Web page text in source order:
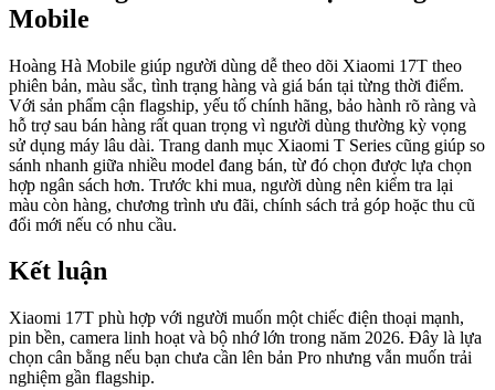
Mobile
Hoàng Hà Mobile giúp người dùng dễ theo dõi Xiaomi 17T theo
phiên bản, màu sắc, tình trạng hàng và giá bán tại từng thời điểm.
Với sản phẩm cận flagship, yếu tố chính hãng, bảo hành rõ ràng và
hỗ trợ sau bán hàng rất quan trọng vì người dùng thường kỳ vọng
sử dụng máy lâu dài. Trang danh mục Xiaomi T Series cũng giúp so
sánh nhanh giữa nhiều model đang bán, từ đó chọn được lựa chọn
hợp ngân sách hơn. Trước khi mua, người dùng nên kiểm tra lại
màu còn hàng, chương trình ưu đãi, chính sách trả góp hoặc thu cũ
đổi mới nếu có nhu cầu.
Kết luận
Xiaomi 17T phù hợp với người muốn một chiếc điện thoại mạnh,
pin bền, camera linh hoạt và bộ nhớ lớn trong năm 2026. Đây là lựa
chọn cân bằng nếu bạn chưa cần lên bản Pro nhưng vẫn muốn trải
nghiệm gần flagship.